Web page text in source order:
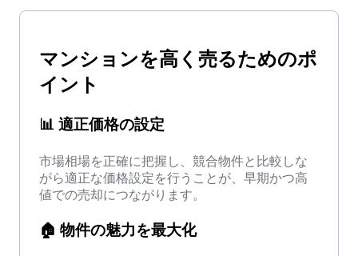
マンションを高く売るためのポ
イント
📊 適正価格の設定
市場相場を正確に把握し、競合物件と比較しな
がら適正な価格設定を行うことが、早期かつ高
値での売却につながります。
🏠 物件の魅力を最大化